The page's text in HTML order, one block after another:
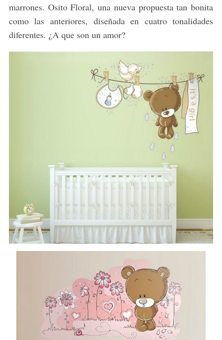
marrones. Osito Floral, una nueva propuesta tan bonita
como las anteriores, diseñada en cuatro tonalidades
diferentes. ¿A que son un amor?